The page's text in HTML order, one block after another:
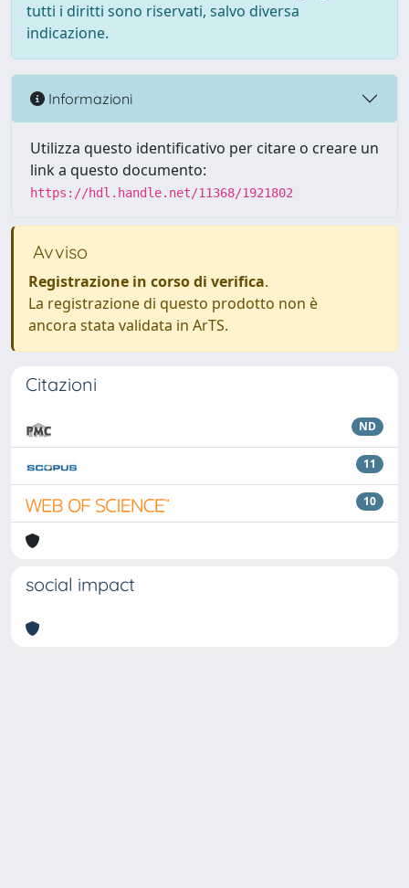
tutti i diritti sono riservati, salvo diversa
indicazione.
Informazioni
Utilizza questo identificativo per citare o creare un
link a questo documento:
https://hdl.handle.net/11368/1921802
Avviso
Registrazione in corso di verifica.
La registrazione di questo prodotto non è
ancora stata validata in ArTS.
Citazioni
ND
11
10
social impact